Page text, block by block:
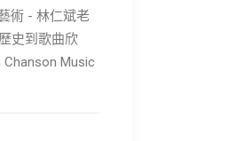
術 - 林仁斌老
史到歌曲欣
Chanson Music